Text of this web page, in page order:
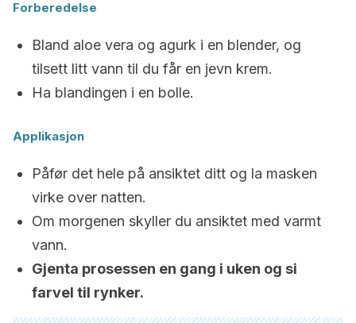
Forberedelse
Bland aloe vera og agurk i en blender, og
tilsett litt vann til du får en jevn krem.
Ha blandingen i en bolle.
Applikasjon
Påfør det hele på ansiktet ditt og la masken
virke over natten.
Om morgenen skyller du ansiktet med varmt
vann.
Gjenta prosessen en gang i uken og si
farvel til rynker.